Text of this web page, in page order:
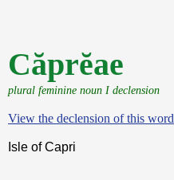
Căprĕae
plural feminine noun I declension
View the declension of this word
Isle of Capri